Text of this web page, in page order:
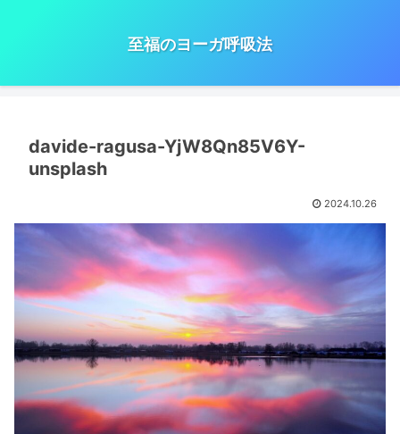
至福のヨーガ呼吸法
davide-ragusa-YjW8Qn85V6Y-
unsplash
2024.10.26